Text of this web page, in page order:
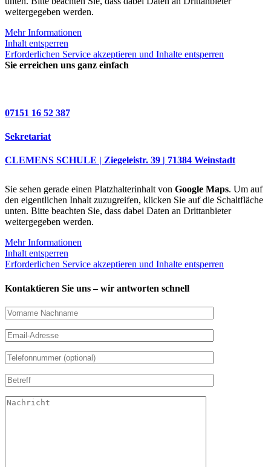
weitergegeben werden.
Mehr Informationen
Inhalt entsperren
Erforderlichen Service akzeptieren und Inhalte entsperren
Sie erreichen uns ganz einfach
07151 16 52 387
Sekretariat
CLEMENS SCHULE | Ziegeleistr. 39 | 71384 Weinstadt
Sie sehen gerade einen Platzhalterinhalt von Google Maps. Um auf
den eigentlichen Inhalt zuzugreifen, klicken Sie auf die Schaltfläche
unten. Bitte beachten Sie, dass dabei Daten an Drittanbieter
weitergegeben werden.
Mehr Informationen
Inhalt entsperren
Erforderlichen Service akzeptieren und Inhalte entsperren
Kontaktieren Sie uns – wir antworten schnell